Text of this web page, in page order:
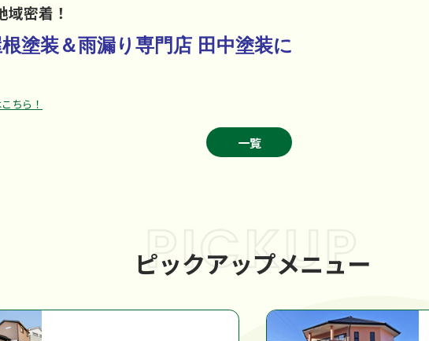
密着！
塗装＆雨漏り専門店 田中塗装に
ちら！
一覧
PICKUP
ピックアップメニュー